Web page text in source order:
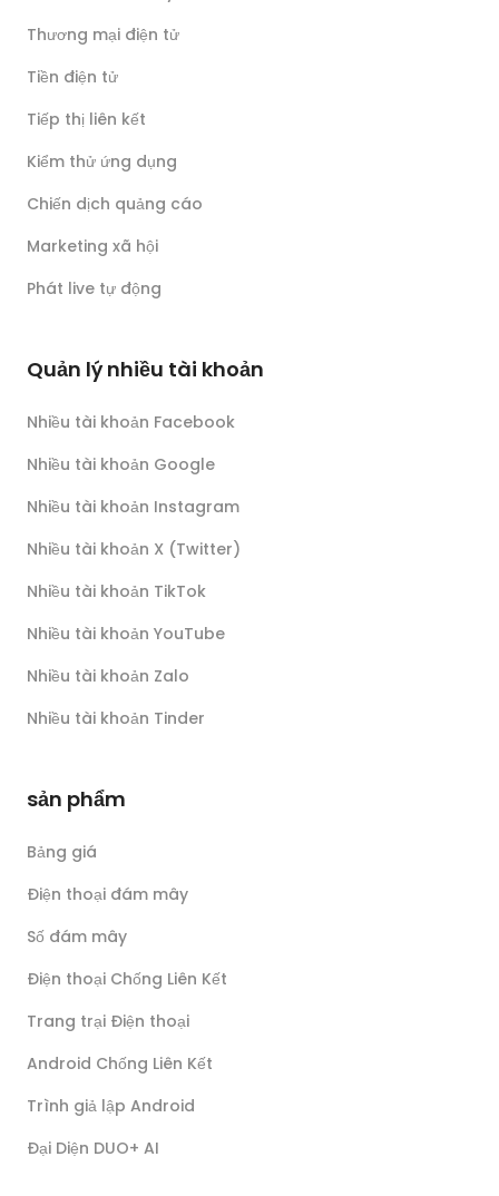
Thương mại điện tử
Tiền điện tử
Tiếp thị liên kết
Kiểm thử ứng dụng
Chiến dịch quảng cáo
Marketing xã hội
Phát live tự động
Quản lý nhiều tài khoản
Nhiều tài khoản Facebook
Nhiều tài khoản Google
Nhiều tài khoản Instagram
Nhiều tài khoản X (Twitter)
Nhiều tài khoản TikTok
Nhiều tài khoản YouTube
Nhiều tài khoản Zalo
Nhiều tài khoản Tinder
sản phẩm
Bảng giá
Điện thoại đám mây
Số đám mây
Điện thoại Chống Liên Kết
Trang trại Điện thoại
Android Chống Liên Kết
Trình giả lập Android
Đại Diện DUO+ AI